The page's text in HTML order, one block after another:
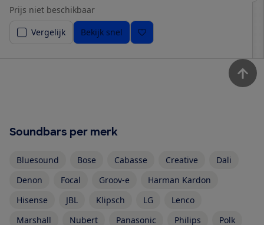
Prijs niet beschikbaar
Vergelijk
Bekijk snel
Soundbars per merk
Bluesound Bose Cabasse Creative
Dali
Denon
Focal Groov-e
Harman Kardon
Hisense
JBL Klipsch LG
Lenco
Marshall
Nubert Panasonic Philips
Polk